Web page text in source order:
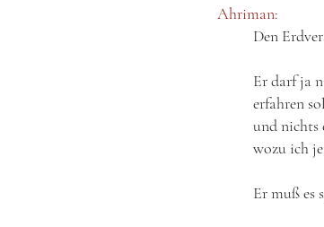
Ahriman:
Den
Er darf ja
erfahren
und nichts
wozu ich
Er muß es